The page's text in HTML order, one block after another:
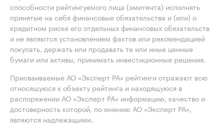
способности рейтингуемого лица (эмитента) исполнять
принятые на себя финансовые обязательства и (или) о
кредитном риске его отдельных финансовых обязательств
и не являются установлением фактов или рекомендацией
покупать, держать или продавать те или иные ценные
бумаги или активы, принимать инвестиционные решения.
Присваиваемые АО «Эксперт РА» рейтинги отражают всю
относящуюся к объекту рейтинга и находящуюся в
распоряжении АО «Эксперт РА» информацию, качество и
достоверность которой, по мнению АО «Эксперт РА»,
являются надлежащими.